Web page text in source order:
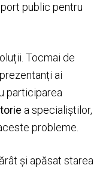
public pentru
Tocmai de
ai
participarea
a specialiștilor,
probleme.
și apăsat starea